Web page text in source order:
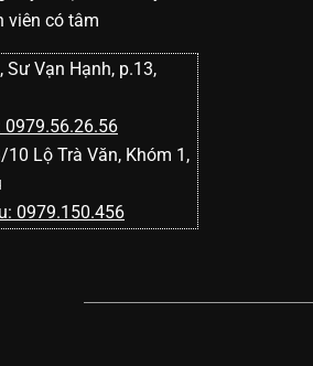
viên có tâm
Sư Vạn Hạnh, p.13,
0979.56.26.56
10 Lộ Trà Văn, Khóm 1,
0979.150.456